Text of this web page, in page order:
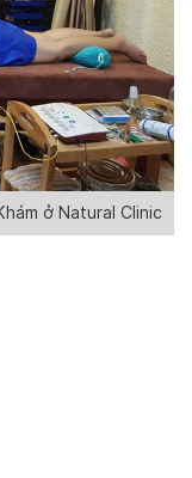
ở Natural Clinic